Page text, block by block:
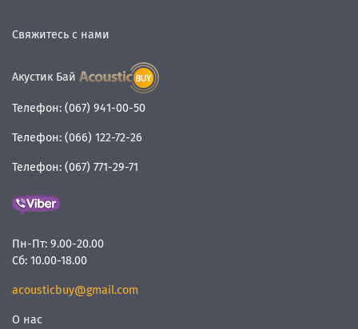
Свяжитесь с нами
Акустик Бай
Телефон: (067) 941-00-50
Телефон: (066) 122-72-26
Телефон: (067) 771-29-71
Пн-Пт: 9.00-20.00
Сб: 10.00-18.00
acousticbuy@gmail.com
О нас